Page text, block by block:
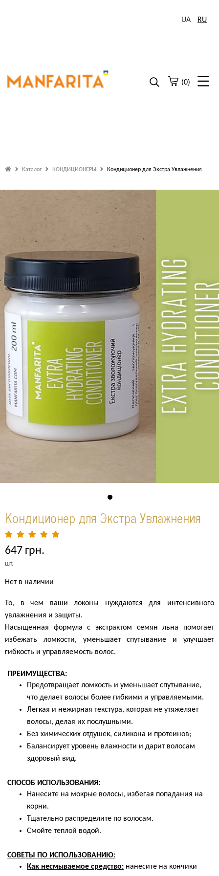
UA RU
(0)
Каталог КОНДИЦИОНЕРЫ Кондиционер для Экстра Увлажнения
Кондиционер для Экстра Увлажнения
647 грн.
шт.
Нет в наличии
То, в чем ваши локоны нуждаются для интенсивного
увлажнения и защиты.
Насыщенная формула с экстрактом семян льна помогает
избежать ломкости, уменьшает спутывание и улучшает
гибкость и управляемость волос.
ПРЕИМУЩЕСТВА:
Предотвращает ломкость и уменьшает спутывание,
что делает волосы более гибкими и управляемыми.
Легкая и нежирная текстура, которая не утяжеляет
волосы, делая их послушными.
Без химических отдушек, силикона и протеинов;
Балансирует уровень влажности и дарит волосам
здоровый вид.
СПОСОБ ИСПОЛЬЗОВАНИЯ:
Нанесите на мокрые волосы, избегая попадания на
корни.
Тщательно распределите по волосам.
Смойте теплой водой.
СОВЕТЫ ПО ИСПОЛЬЗОВАНИЮ:
Как несмываемое средство: нанесите на кончики